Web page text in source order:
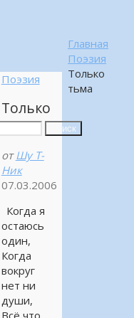
Поиск
Главная
Поэзия
Только
тьма
Поэзия
Только
тьма
от Шу Т-
Ник
07.03.2006
Когда я
остаюсь
один,
Когда
вокруг
нет ни
души,